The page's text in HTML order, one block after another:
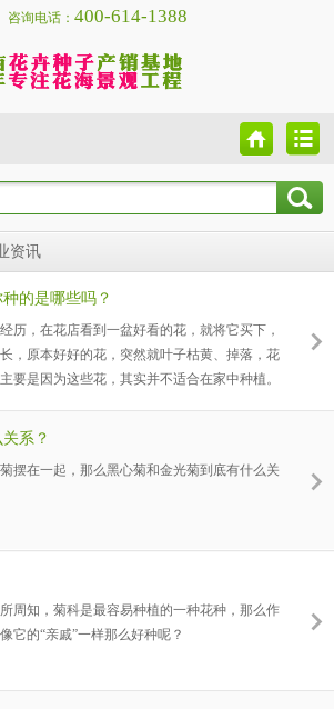
咨询电话：400-614-1388
资讯
的是哪些吗？
历，在花店看到一盆好看的花，就将它买下，
，原本好好的花，突然就叶子枯黄、掉落，花
要是因为这些花，其实并不适合在家中种植。
系？
摆在一起，那么黑心菊和金光菊到底有什么关
周知，菊科是最容易种植的一种花种，那么作
它的“亲戚”一样那么好种呢？